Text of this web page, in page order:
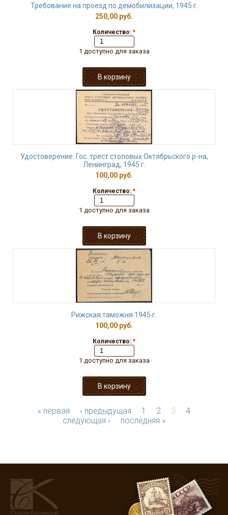
Требование на проезд по демобилизации, 1945 г.
250,00 руб.
Количество: *
1 доступно для заказа
Удостоверение. Гос. трест столовых Октябрьского р-на,
Ленинград, 1945 г.
100,00 руб.
Количество: *
1 доступно для заказа
Рижская таможня 1945 г.
100,00 руб.
Количество: *
1 доступно для заказа
« первая ‹ предыдущая 1 2 3
4
следующая ›
последняя »